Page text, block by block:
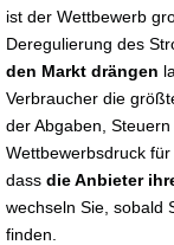
ist der Wettbewerb
Deregulierung des
den Markt drängen
Verbraucher die
der Abgaben,
Wettbewerbsdruck
dass die Anbieter
wechseln Sie, sobald
finden.